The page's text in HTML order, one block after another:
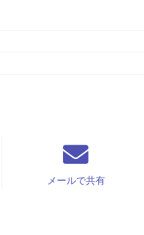
メールで共有